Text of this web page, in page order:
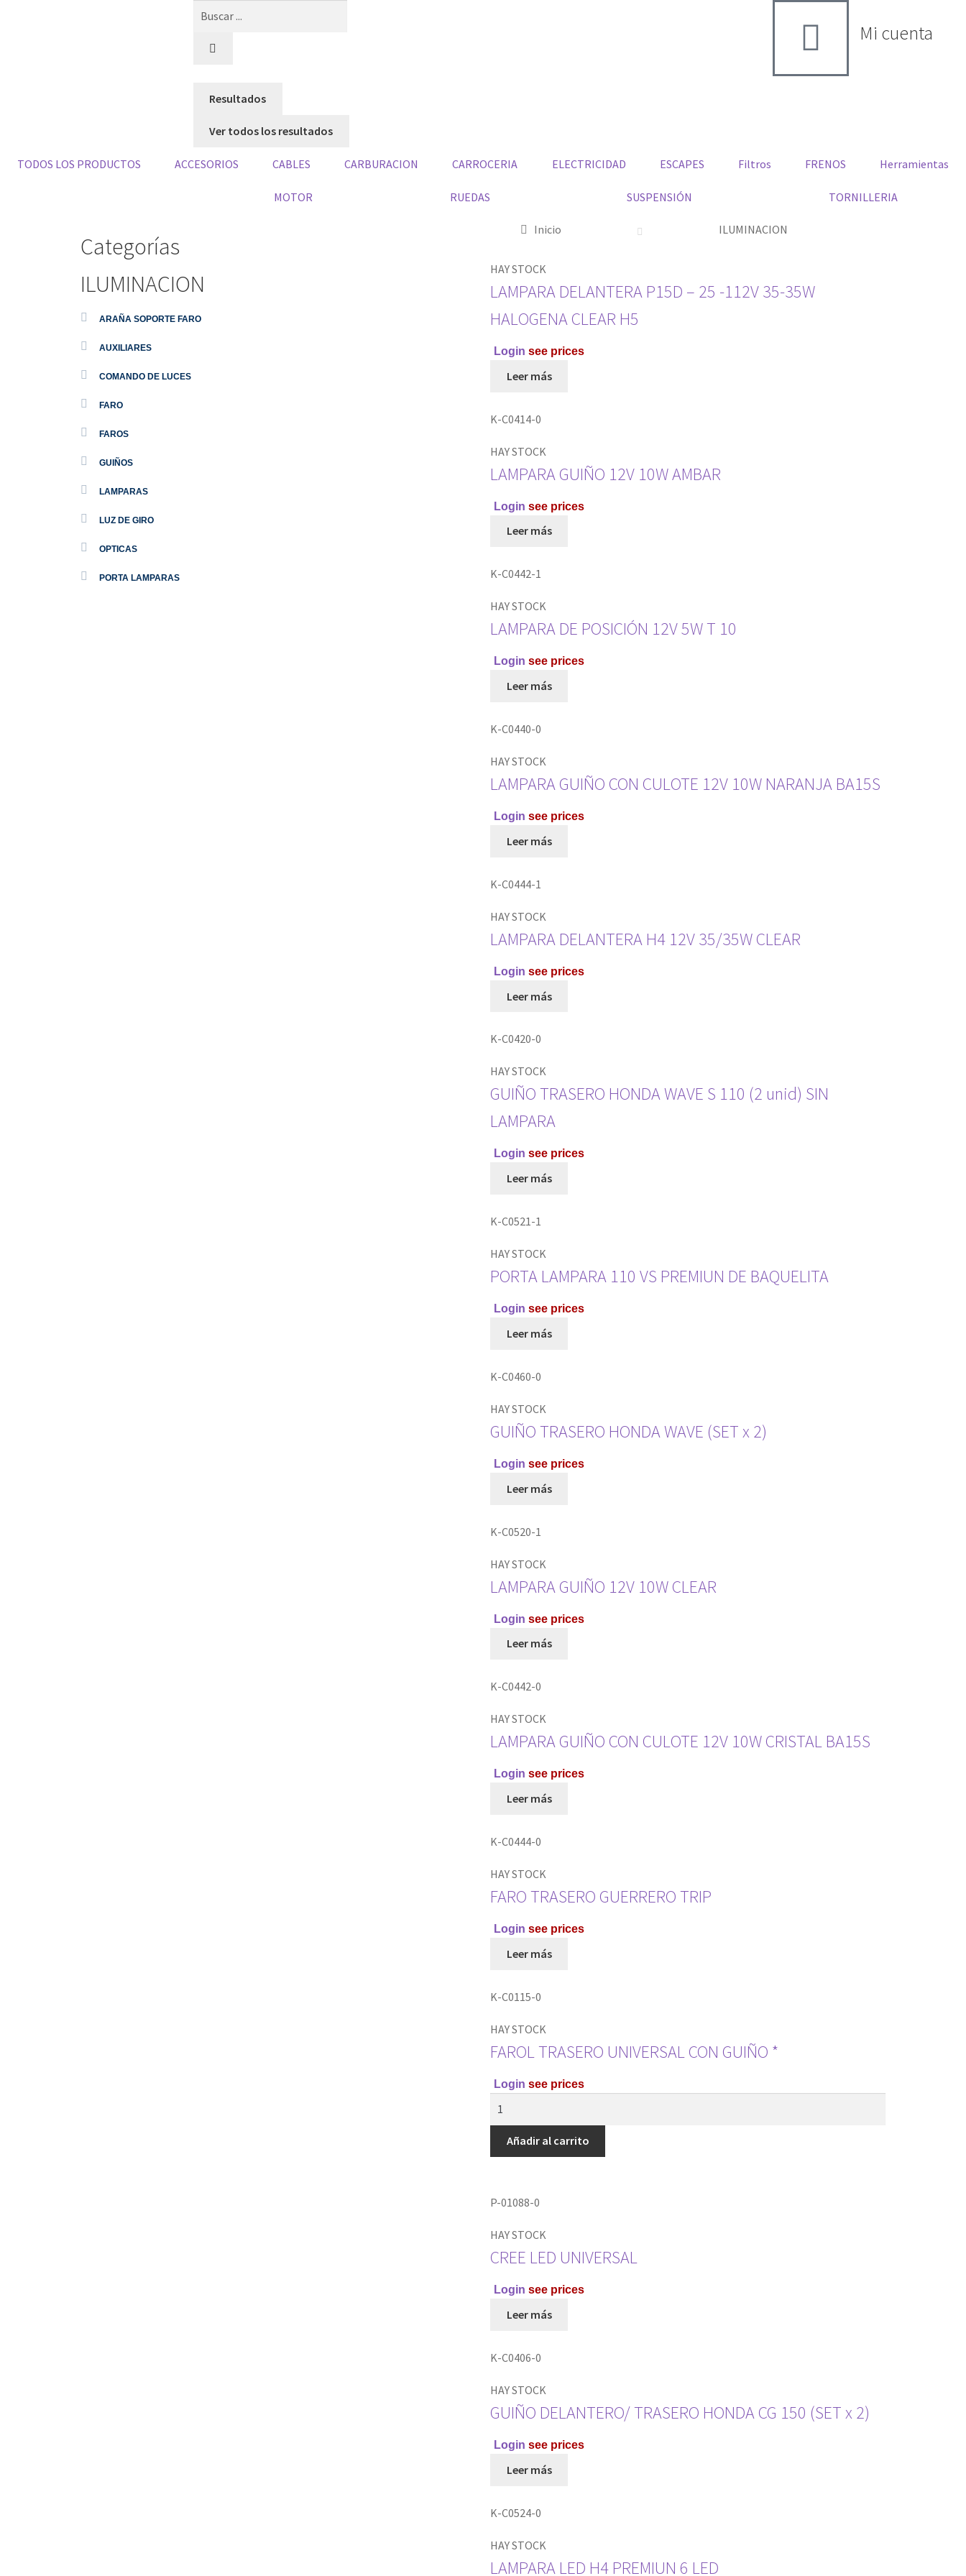
Resultados
Ver todos los resultados
Mi cuenta
TODOS LOS PRODUCTOS ACCESORIOS CABLES CARBURACION CARROCERIA ELECTRICIDAD ESCAPES Filtros FRENOS Herramientas
MOTOR RUEDAS SUSPENSIÓN TORNILLERIA
Categorías
ILUMINACION
ARAÑA SOPORTE FARO
AUXILIARES
COMANDO DE LUCES
FARO
FAROS
GUIÑOS
LAMPARAS
LUZ DE GIRO
OPTICAS
PORTA LAMPARAS
Inicio ILUMINACION
K-C0414-0
HAY STOCK
LAMPARA DELANTERA P15D – 25 -112V 35-35W
HALOGENA CLEAR H5
Login see prices
Leer más
K-C0442-1
HAY STOCK
LAMPARA GUIÑO 12V 10W AMBAR
Login see prices
Leer más
K-C0440-0
HAY STOCK
LAMPARA DE POSICIÓN 12V 5W T 10
Login see prices
Leer más
K-C0444-1
HAY STOCK
LAMPARA GUIÑO CON CULOTE 12V 10W NARANJA BA15S
Login see prices
Leer más
K-C0420-0
HAY STOCK
LAMPARA DELANTERA H4 12V 35/35W CLEAR
Login see prices
Leer más
K-C0521-1
HAY STOCK
GUIÑO TRASERO HONDA WAVE S 110 (2 unid) SIN
LAMPARA
Login see prices
Leer más
K-C0460-0
HAY STOCK
PORTA LAMPARA 110 VS PREMIUN DE BAQUELITA
Login see prices
Leer más
K-C0520-1
HAY STOCK
GUIÑO TRASERO HONDA WAVE (SET x 2)
Login see prices
Leer más
K-C0442-0
HAY STOCK
LAMPARA GUIÑO 12V 10W CLEAR
Login see prices
Leer más
K-C0444-0
HAY STOCK
LAMPARA GUIÑO CON CULOTE 12V 10W CRISTAL BA15S
Login see prices
Leer más
K-C0115-0
HAY STOCK
FARO TRASERO GUERRERO TRIP
Login see prices
Leer más
P-01088-0
HAY STOCK
FAROL TRASERO UNIVERSAL CON GUIÑO *
Login see prices
Añadir al carrito
K-C0406-0
HAY STOCK
CREE LED UNIVERSAL
Login see prices
Leer más
K-C0524-0
HAY STOCK
GUIÑO DELANTERO/ TRASERO HONDA CG 150 (SET x 2)
Login see prices
Leer más
HAY STOCK
LAMPARA LED H4 PREMIUN 6 LED